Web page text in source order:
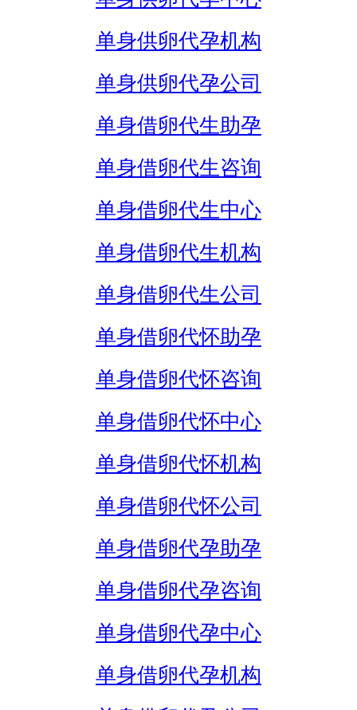
单身供卵代孕机构
单身供卵代孕公司
单身借卵代生助孕
单身借卵代生咨询
单身借卵代生中心
单身借卵代生机构
单身借卵代生公司
单身借卵代怀助孕
单身借卵代怀咨询
单身借卵代怀中心
单身借卵代怀机构
单身借卵代怀公司
单身借卵代孕助孕
单身借卵代孕咨询
单身借卵代孕中心
单身借卵代孕机构